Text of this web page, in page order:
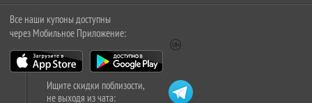
Все наши купоны доступны
через Мобильное Приложение:
Ищите скидки поблизости,
не выходя из чата: